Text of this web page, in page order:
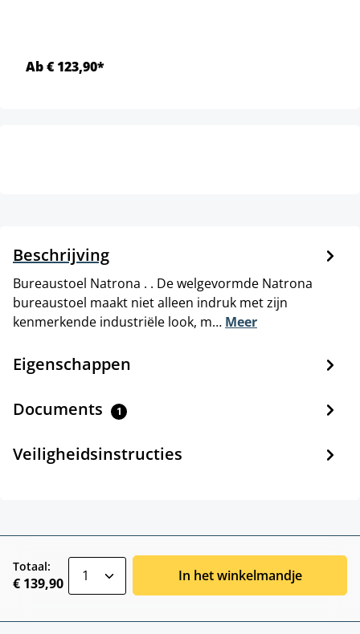
Ab € 123,90*
Beschrijving
Bureaustoel Natrona . . De welgevormde Natrona
bureaustoel maakt niet alleen indruk met zijn
kenmerkende industriële look, m… Meer
Eigenschappen
Documents 1
Veiligheidsinstructies
Totaal:
€ 139,90 In het winkelmandje